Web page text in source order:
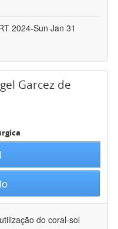
2024-Sun Jan 31
Garcez de
do coral-sol